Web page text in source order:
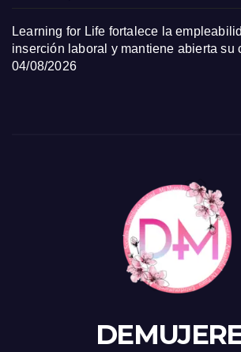
Learning for Life fortalece la
inserción laboral y mantiene abierta su
04/08/2026